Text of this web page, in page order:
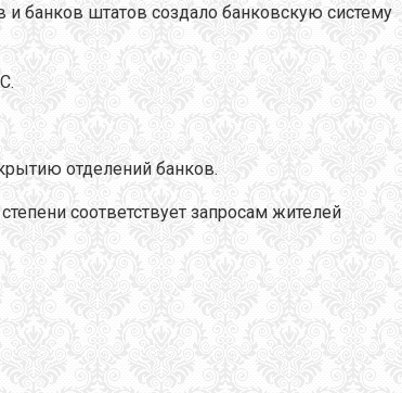
банков штатов создало банковскую систему
отделений банков.
соответствует запросам жителей